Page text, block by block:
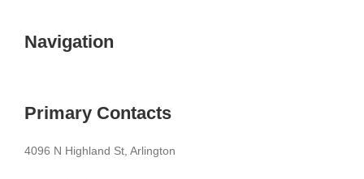
Navigation
Primary Contacts
4096 N Highland St, Arlington